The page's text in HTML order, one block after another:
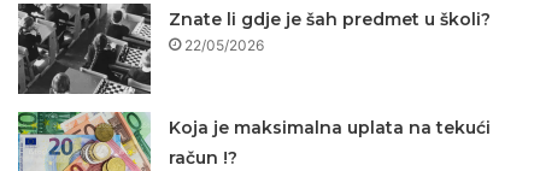
Znate li gdje je šah predmet u školi?
22/05/2026
Koja je maksimalna uplata na tekući
račun !?